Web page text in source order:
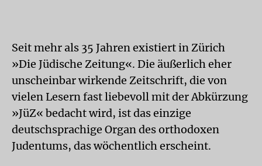
Seit mehr als 35 Jahren existiert in Zürich
»Die Jüdische Zeitung«. Die äußerlich eher
unscheinbar wirkende Zeitschrift, die von
vielen Lesern fast liebevoll mit der Abkürzung
»JüZ« bedacht wird, ist das einzige
deutschsprachige Organ des orthodoxen
Judentums, das wöchentlich erscheint.